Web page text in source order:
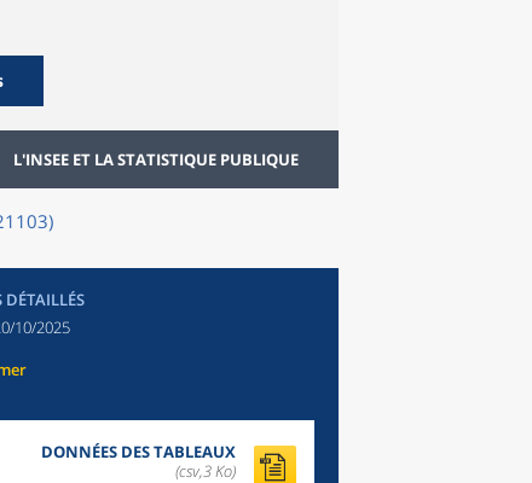
L'INSEE ET LA STATISTIQUE PUBLIQUE
DÉTAILLÉS
10/2025
DONNÉES DES TABLEAUX
(csv,3 Ko)